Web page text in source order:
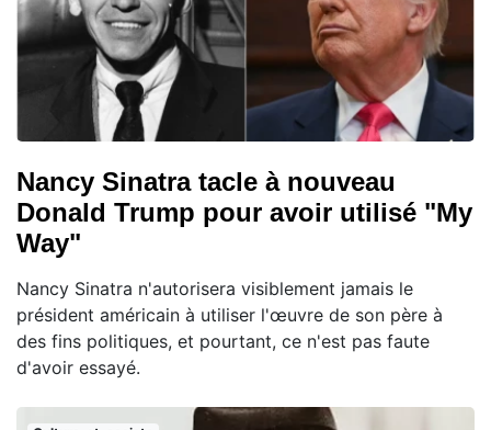
Nancy Sinatra tacle à nouveau
Donald Trump pour avoir utilisé "My
Way"
Nancy Sinatra n'autorisera visiblement jamais le
président américain à utiliser l'œuvre de son père à
des fins politiques, et pourtant, ce n'est pas faute
d'avoir essayé.